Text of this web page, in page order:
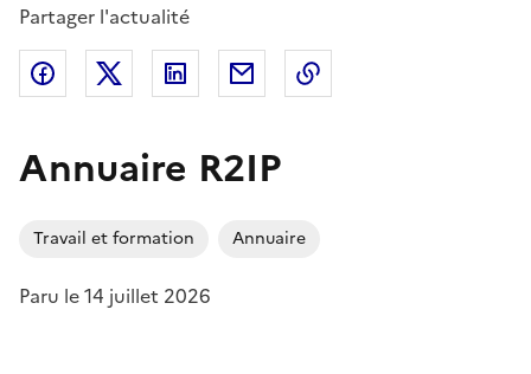
Partager l'actualité
Partager sur Facebook
Partager sur Twitter
Partager sur LinkedIn
Partager par email
Annuaire R2IP
Travail et formation Annuaire
Paru le14 juillet 2026